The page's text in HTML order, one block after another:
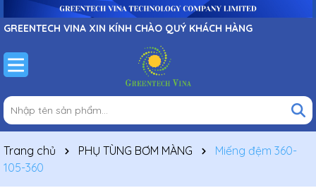
GREENTECH VINA XIN KÍNH CHÀO QUÝ KHÁCH HÀNG
Trang chủ PHỤ TÙNG BƠM MÀNG
Miếng đệm 360-
105-360